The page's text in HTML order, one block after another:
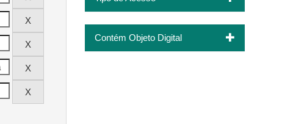
Contém Objeto Digital